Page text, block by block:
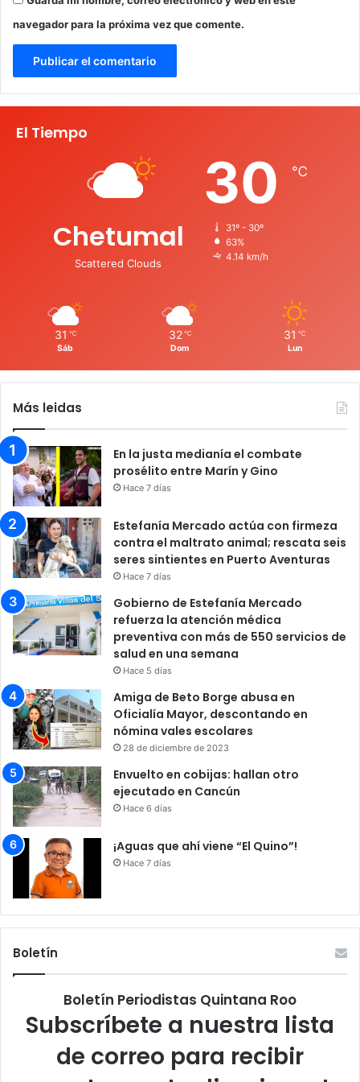
navegador para la próxima vez que comente.
El Tiempo
Chetumal
Scattered Clouds
30 ℃
31º - 30º
63%
4.14 km/h
31 ℃
Sáb
32 ℃
Dom
31 ℃
Lun
Más leidas
En la justa medianía el combate
prosélito entre Marín y Gino
Hace 7 días
Estefanía Mercado actúa con firmeza
contra el maltrato animal; rescata seis
seres sintientes en Puerto Aventuras
Hace 7 días
Gobierno de Estefanía Mercado
refuerza la atención médica
preventiva con más de 550 servicios de
salud en una semana
Hace 5 días
Amiga de Beto Borge abusa en
Oficialía Mayor, descontando en
nómina vales escolares
28 de diciembre de 2023
Envuelto en cobijas: hallan otro
ejecutado en Cancún
Hace 6 días
¡Aguas que ahí viene “El Quino”!
Hace 7 días
Boletín
Boletín Periodistas Quintana Roo
Subscríbete a nuestra lista
de correo para recibir